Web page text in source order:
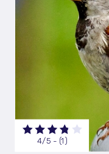
4/5 - (1)